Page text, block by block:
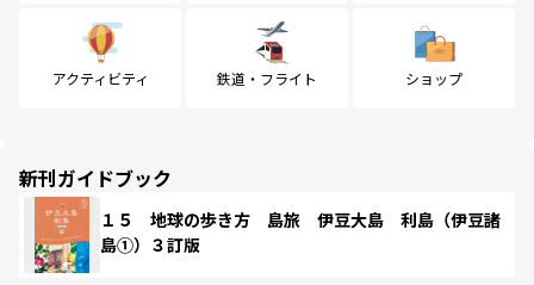
アクティビティ 鉄道・フライト ショップ
新刊ガイドブック
１５ 地球の歩き方 島旅 伊豆大島 利島（伊豆諸
島①）３訂版